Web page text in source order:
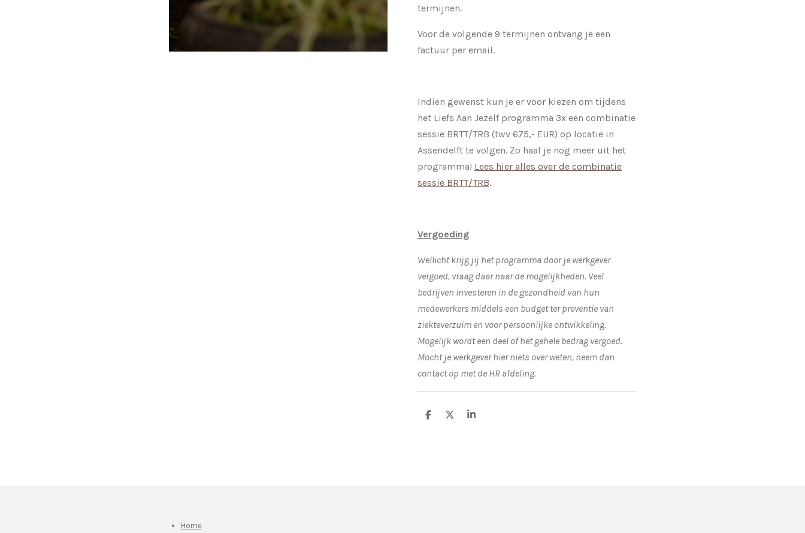
termijnen.
Voor de volgende 9 termijnen ontvang je een
factuur per email.
Indien gewenst kun je er voor kiezen om tijdens
het Liefs Aan Jezelf programma 3x een combinatie
sessie BRTT/TRB (twv 675,- EUR) op locatie in
Assendelft te volgen. Zo haal je nog meer uit het
programma! Lees hier alles over de combinatie
sessie BRTT/TRB.
Vergoeding
Wellicht krijg jij het programma door je werkgever
vergoed, vraag daar naar de mogelijkheden. Veel
bedrijven investeren in de gezondheid van hun
medewerkers middels een budget ter preventie van
ziekteverzuim en voor persoonlijke ontwikkeling.
Mogelijk wordt een deel of het gehele bedrag vergoed.
Mocht je werkgever hier niets over weten, neem dan
contact op met de HR afdeling.
D
D
S
Home